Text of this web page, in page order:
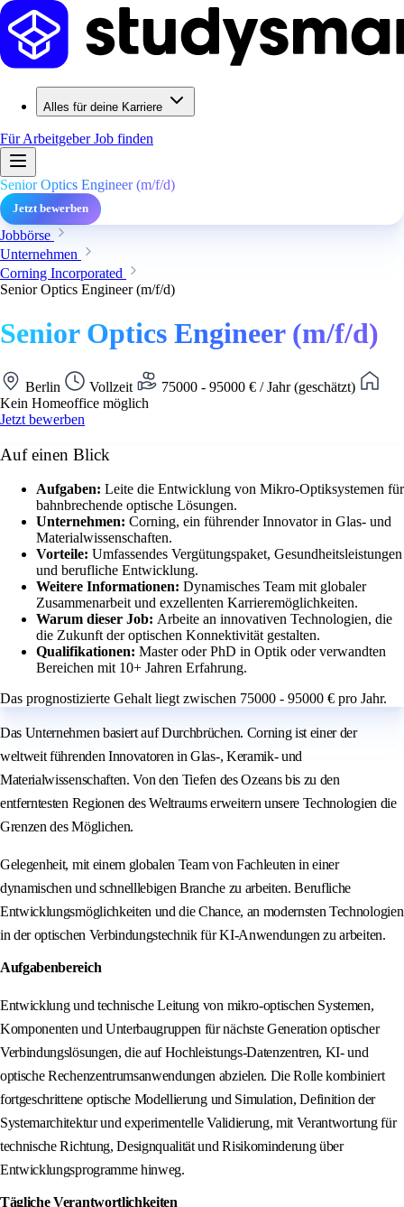
Alles für deine Karriere
Für ArbeitgeberJob finden
Senior Optics Engineer (m/f/d)
Jetzt bewerben
Jobbörse
Unternehmen
Corning Incorporated
Senior Optics Engineer (m/f/d)
Senior Optics Engineer (m/f/d)
Berlin Vollzeit
75000 - 95000 € / Jahr (geschätzt)
Kein Homeoffice möglich
Jetzt bewerben
Auf einen Blick
Aufgaben: Leite die Entwicklung von Mikro-Optiksystemen für
bahnbrechende optische Lösungen.
Unternehmen: Corning, ein führender Innovator in Glas- und
Materialwissenschaften.
Vorteile: Umfassendes Vergütungspaket, Gesundheitsleistungen
und berufliche Entwicklung.
Weitere Informationen: Dynamisches Team mit globaler
Zusammenarbeit und exzellenten Karrieremöglichkeiten.
Warum dieser Job: Arbeite an innovativen Technologien, die
die Zukunft der optischen Konnektivität gestalten.
Qualifikationen: Master oder PhD in Optik oder verwandten
Bereichen mit 10+ Jahren Erfahrung.
Das prognostizierte Gehalt liegt zwischen 75000 - 95000 € pro Jahr.
Das Unternehmen basiert auf Durchbrüchen. Corning ist einer der
weltweit führenden Innovatoren in Glas-, Keramik- und
Materialwissenschaften. Von den Tiefen des Ozeans bis zu den
entferntesten Regionen des Weltraums erweitern unsere Technologien die
Grenzen des Möglichen.
Gelegenheit, mit einem globalen Team von Fachleuten in einer
dynamischen und schnelllebigen Branche zu arbeiten. Berufliche
Entwicklungsmöglichkeiten und die Chance, an modernsten Technologien
in der optischen Verbindungstechnik für KI-Anwendungen zu arbeiten.
Aufgabenbereich
Entwicklung und technische Leitung von mikro-optischen Systemen,
Komponenten und Unterbaugruppen für nächste Generation optischer
Verbindungslösungen, die auf Hochleistungs-Datenzentren, KI- und
optische Rechenzentrumsanwendungen abzielen. Die Rolle kombiniert
fortgeschrittene optische Modellierung und Simulation, Definition der
Systemarchitektur und experimentelle Validierung, mit Verantwortung für
technische Richtung, Designqualität und Risikominderung über
Entwicklungsprogramme hinweg.
Tägliche Verantwortlichkeiten